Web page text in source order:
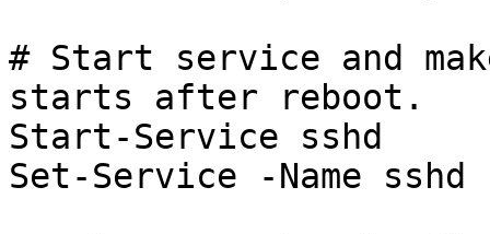
# Start service and
starts after reboot.
Start-Service sshd
Set-Service -Name